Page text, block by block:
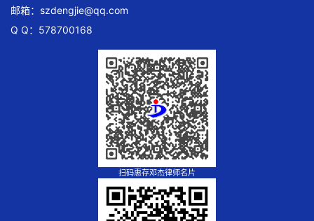
邮箱： szdengjie@qq.com
Q Q：578700168
扫码惠存邓杰律师名片